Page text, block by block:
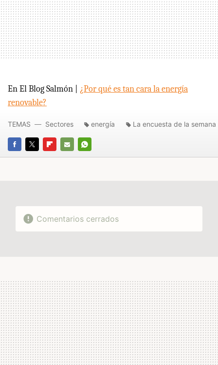
En El Blog Salmón | ¿Por qué es tan cara la energía
renovable?
FACEBOOK
TWITTERFLIPBOARD
E-
WHATSAPP
TEMAS Sectores energía La encuesta de la semana
Comentarios cerrados